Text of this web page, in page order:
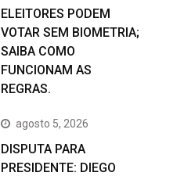
ELEITORES PODEM
VOTAR SEM BIOMETRIA;
SAIBA COMO
FUNCIONAM AS
REGRAS.
agosto 5, 2026
DISPUTA PARA
PRESIDENTE: DIEGO